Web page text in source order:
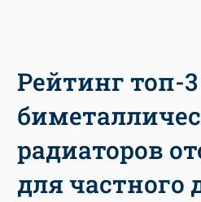
Рейтинг топ-
радиаторов
для частного